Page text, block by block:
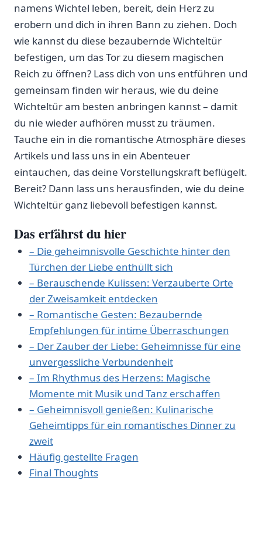
namens Wichtel leben, bereit, dein Herz zu
erobern und dich in ihren Bann zu ziehen. Doch
wie kannst du diese bezaubernde ⁢Wichteltür
befestigen, um das ⁢Tor zu diesem magischen
⁢Reich zu öffnen? Lass dich⁣ von uns ‌entführen und
​gemeinsam finden wir heraus, wie du deine
‌Wichteltür am besten anbringen kannst – damit
du nie wieder ⁤aufhören musst​ zu träumen.
Tauche ein in die romantische Atmosphäre ⁢dieses
Artikels und lass uns⁣ in ein Abenteuer
eintauchen, das deine Vorstellungskraft beflügelt.
Bereit? Dann lass uns herausfinden, wie du deine
Wichteltür ganz liebevoll befestigen kannst.
Das erfährst du hier
– Die‍ geheimnisvolle Geschichte⁢ hinter den
Türchen der Liebe enthüllt sich
– Berauschende ⁣Kulissen: Verzauberte Orte
der Zweisamkeit entdecken
– Romantische Gesten: Bezaubernde
Empfehlungen für intime Überraschungen
– Der Zauber der Liebe: Geheimnisse ‍für eine
unvergessliche Verbundenheit
– Im ‍Rhythmus des Herzens: ⁣Magische
Momente mit Musik und Tanz erschaffen
– Geheimnisvoll genießen: ⁣Kulinarische
Geheimtipps ‍für ⁤ein romantisches Dinner zu
‌zweit
Häufig gestellte Fragen
Final Thoughts